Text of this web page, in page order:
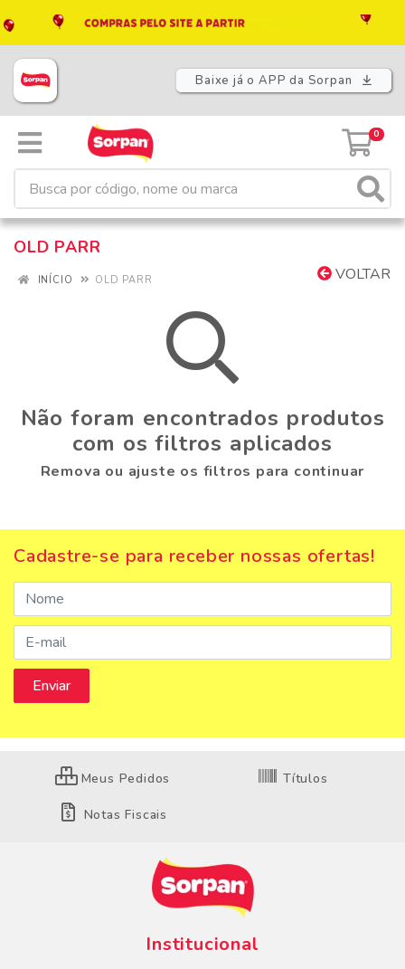
Baixe já o APP da Sorpan
0
OLD PARR
VOLTAR
INÍCIO OLD PARR
Não foram encontrados produtos
com os filtros aplicados
Remova ou ajuste os filtros para continuar
Cadastre-se para receber nossas ofertas!
Meus Pedidos Títulos
Notas Fiscais
Institucional